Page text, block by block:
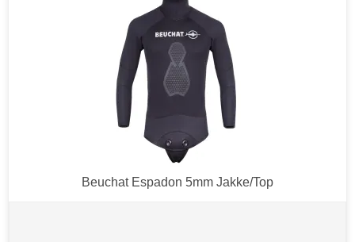
Beuchat Espadon 5mm Jakke/Top